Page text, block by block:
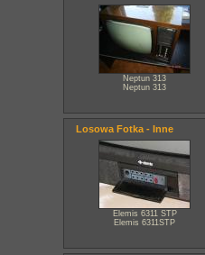
Neptun 313
Neptun 313
Losowa Fotka - Inne
Elemis 6311 STP
Elemis 6311STP